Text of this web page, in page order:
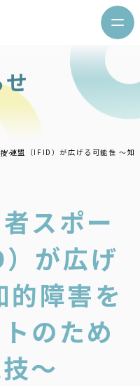
せ
競技～
スポー
が広げ
的障害を
のため
～